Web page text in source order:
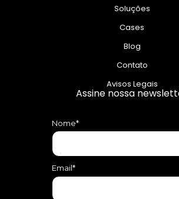
Soluções
Cases
Blog
Contato
Avisos Legais
Assine nossa
Nome*
Email*